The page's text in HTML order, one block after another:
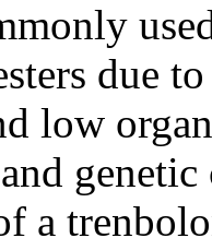
due
low
genetic
a